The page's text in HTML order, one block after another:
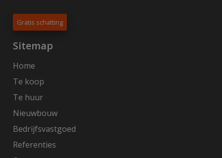
Gratis schatting
Sitemap
Home
Te koop
Te huur
Nieuwbouw
Bedrijfsvastgoed
Referenties